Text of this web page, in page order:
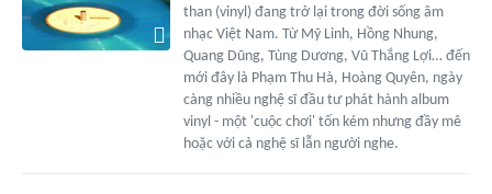
than (vinyl) đang trở lại trong đời sống âm
nhạc Việt Nam. Từ Mỹ Linh, Hồng Nhung,
Quang Dũng, Tùng Dương, Vũ Thắng Lợi… đến
mới đây là Phạm Thu Hà, Hoàng Quyên, ngày
càng nhiều nghệ sĩ đầu tư phát hành album
vinyl - một 'cuộc chơi' tốn kém nhưng đầy mê
hoặc với cả nghệ sĩ lẫn người nghe.